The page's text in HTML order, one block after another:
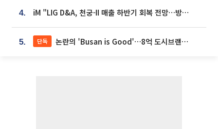
4. iM "LIG D&A, 천궁-II 매출 하반기 회복 전망…방산 톱픽 유지"
5. 단독 논란의 'Busan is Good'…8억 도시브랜드, 용산 대통령실 CI 업체가 수행